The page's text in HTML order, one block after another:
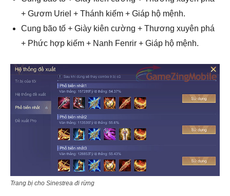
+ Gươm Uriel + Thánh kiếm + Giáp hộ mệnh.
Cung bão tố + Giày kiên cường + Thương xuyên phá
+ Phức hợp kiếm + Nanh Fenrir + Giáp hộ mệnh.
Trang bị cho Sinestrea đi rừng